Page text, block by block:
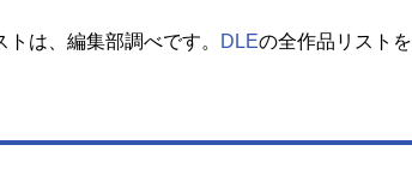
は、編集部調べです。 DLEの全作品リスト